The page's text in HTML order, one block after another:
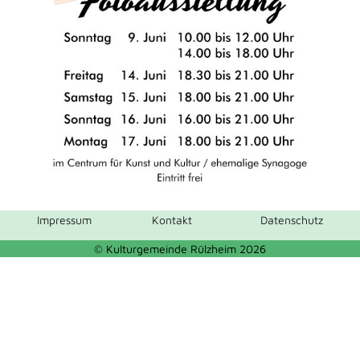
Impressum Kontakt Datenschutz
© Kulturgemeinde Rülzheim 2026